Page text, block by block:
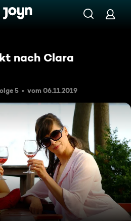
nach Clara
5 vom 06.11.2019